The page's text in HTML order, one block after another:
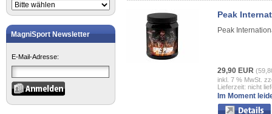
MagniSport Newsletter
E-Mail-Adresse:
Peak
Peak
29,90 EUR
inkl. 7 % MwSt.
Lieferzeit: nicht
Im Moment